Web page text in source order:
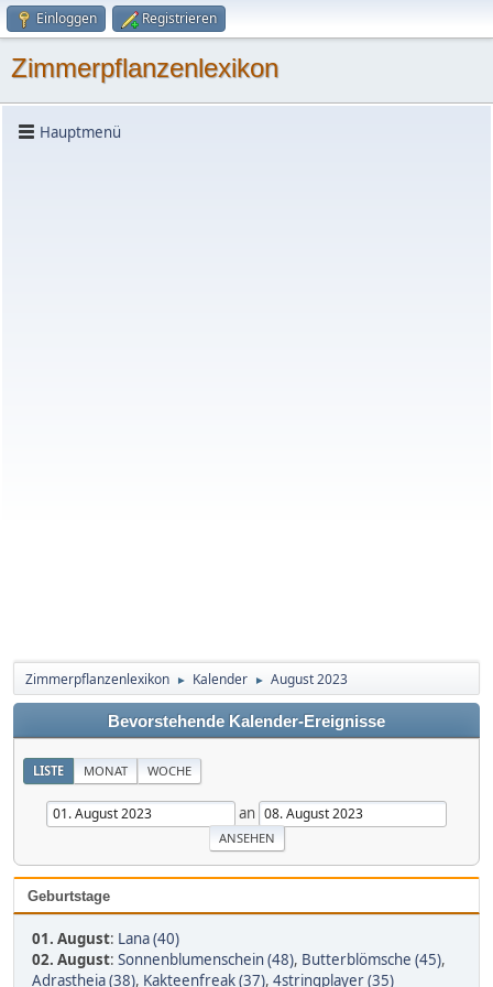
Einloggen Registrieren
Zimmerpflanzenlexikon
Hauptmenü
Zimmerpflanzenlexikon ► Kalender ► August 2023
Bevorstehende Kalender-Ereignisse
LISTE MONAT WOCHE
an
Geburtstage
01. August: Lana (40)
02. August: Sonnenblumenschein (48), Butterblömsche (45),
Adrastheia (38), Kakteenfreak (37), 4stringplayer (35)